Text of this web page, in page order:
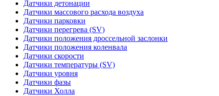
Датчики детонации
Датчики массового расхода воздуха
Датчики парковки
Датчики перегрева (SV)
Датчики положения дроссельной заслонки
Датчики положения коленвала
Датчики скорости
Датчики температуры (SV)
Датчики уровня
Датчики фазы
Датчики Холла